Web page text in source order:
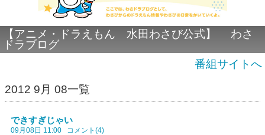
【アニメ・ドラえもん 水田わさび公式】 わさ
ドラブログ
番組サイトへ
2012 9月 08一覧
できすぎじゃい
09月08日 11:00 コメント(4)